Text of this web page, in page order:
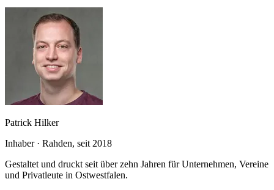
Patrick Hilker
Inhaber · Rahden, seit 2018
Gestaltet und druckt seit über zehn Jahren für Unternehmen, Vereine
und Privatleute in Ostwestfalen.